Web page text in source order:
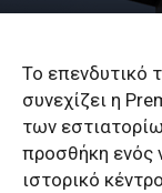
Το επενδυτικό
συνεχίζει η
των
προσθήκη ενός
ιστορικό